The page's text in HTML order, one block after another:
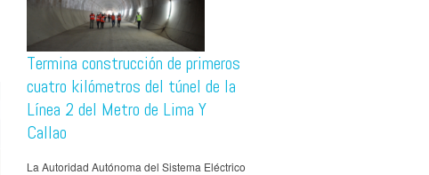
Termina construcción de primeros
cuatro kilómetros del túnel de la
Línea 2 del Metro de Lima Y
Callao
La Autoridad Autónoma del Sistema Eléctrico